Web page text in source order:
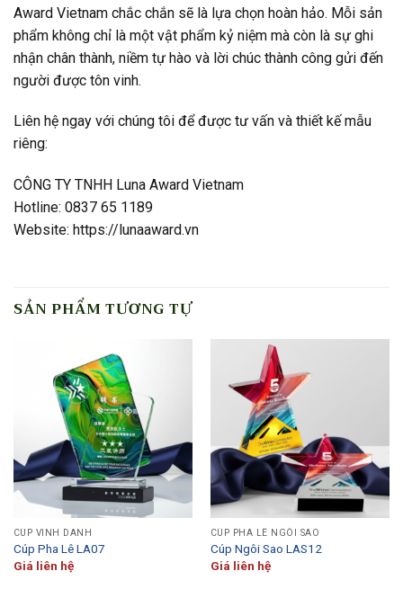
Award Vietnam chắc chắn sẽ là lựa chọn hoàn hảo. Mỗi sản
phẩm không chỉ là một vật phẩm kỷ niệm mà còn là sự ghi
nhận chân thành, niềm tự hào và lời chúc thành công gửi đến
người được tôn vinh.
Liên hệ ngay với chúng tôi để được tư vấn và thiết kế mẫu
riêng:
CÔNG TY TNHH Luna Award Vietnam
Hotline: 0837 65 1189
Website: https://lunaaward.vn
SẢN PHẨM TƯƠNG TỰ
CÚP VINH DANH
Cúp Pha Lê LA07
Giá liên hệ
CÚP PHA LÊ NGÔI SAO
Cúp Ngôi Sao LAS12
Giá liên hệ